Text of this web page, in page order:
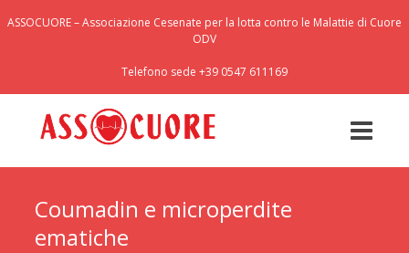
ASSOCUORE – Associazione Cesenate per la lotta contro le Malattie di Cuore
ODV
Telefono sede +39 0547 611169
Coumadin e microperdite
ematiche